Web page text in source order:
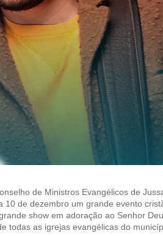
de Ministros Evangélicos de
de dezembro um grande evento
show em adoração ao Senhor
todas as igrejas evangélicas do